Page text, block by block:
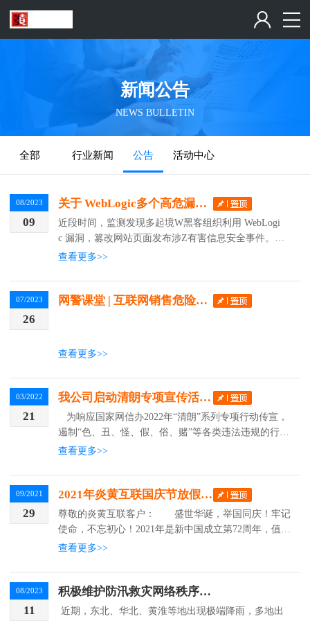
新闻公告
NEWS BULLETIN
全部 行业新闻 公告 活动中心
08/2023
09
关于 WebLogic多个高危漏洞补丁公告，建议尽快自查升级修复
近段时间，监测发现多起境W黑客组织利用 WebLogi
c 漏洞，篡改网站页面发布涉Z有害信息安全事件。现
将具体情况通知如下：一、采用 WebLogic 12c&...
查看更多>>
07/2023
26
网警课堂 | 互联网销售危险化学品，这些知识你需要了解！
查看更多>>
03/2022
21
我公司启动清朗专项宣传活动
为响应国家网信办2022年“清朗”系列专项行动传宣，
遏制“色、丑、怪、假、俗、赌”等各类违法违规的行为
状态贡献出一份微薄之力，我公司依法要求所有接入客
查看更多>>
09/2021
29
2021年炎黄互联国庆节放假通知
尊敬的炎黄互联客户： 盛世华诞，举国同庆！牢记
使命，不忘初心！2021年是新中国成立第72周年，值此
举国同庆之际，炎黄互联祝愿祖国繁荣昌盛、国富民
查看更多>>
08/2023
11
积极维护防汛救灾网络秩序倡议书
近期，东北、华北、黄淮等地出现极端降雨，多地出